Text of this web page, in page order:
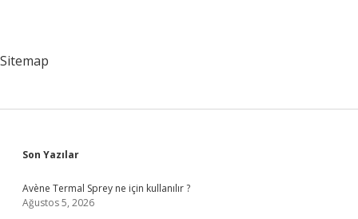
Sitemap
Sidebar
Son Yazılar
Avène Termal Sprey ne için kullanılır ?
Ağustos 5, 2026